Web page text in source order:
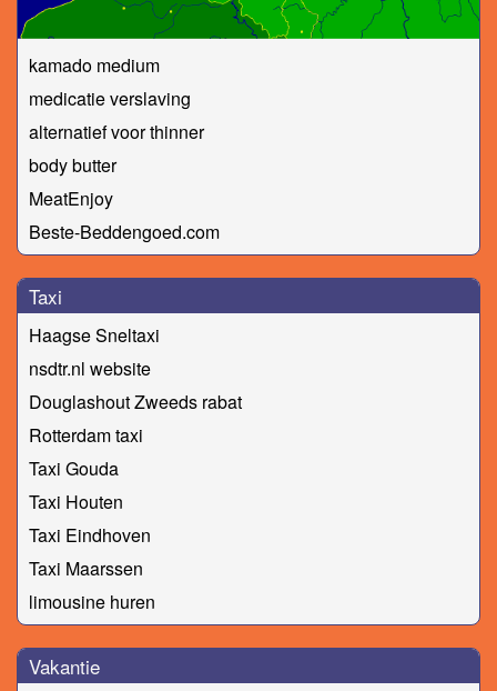
kamado medium
medicatie verslaving
alternatief voor thinner
body butter
MeatEnjoy
Beste-Beddengoed.com
Taxi
Haagse Sneltaxi
nsdtr.nl website
Douglashout Zweeds rabat
Rotterdam taxi
Taxi Gouda
Taxi Houten
Taxi Eindhoven
Taxi Maarssen
limousine huren
Vakantie